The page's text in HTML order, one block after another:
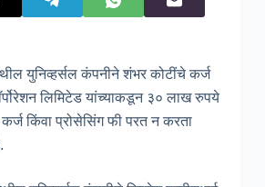
युनिव्हर्सल कंपनीने शंभर कोटींचे कर्ज
लिमिटेड यांच्याकडून ३० लाख रुपये
किंवा प्रोसेसिंग फी परत न करता